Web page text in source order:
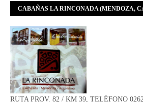
CABAÑAS LA RINCONADA (MENDOZA,
RUTA PROV. 82 / KM 39, TELÉFONO